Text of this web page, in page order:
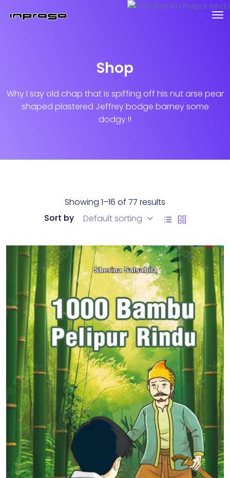
Shop
Why I say old chap that is spiffing off his nut arse pear
shaped plastered Jeffrey bodge barney some
dodgy.!!
Showing 1–16 of 77 results
Sort by
Default sorting